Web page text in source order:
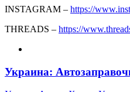
INSTAGRAM – https://
THREADS – https://
Украина: